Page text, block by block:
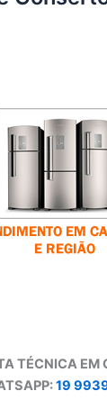
TÉCNICA EM
19